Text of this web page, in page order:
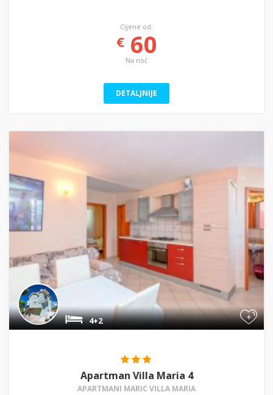
Cijene od:
€60
Na noć
DETALJNIJE
+
4+2
Apartman Villa Maria 4
APARTMANI MARIC VILLA MARIA